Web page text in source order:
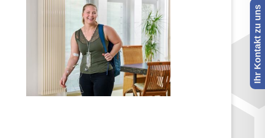
Ihr Kontakt zu uns